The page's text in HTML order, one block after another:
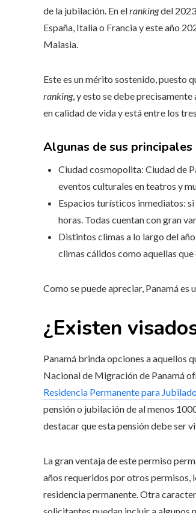
de la jubilación. En elrankingdel
España, Italia o Francia y este año
Malasia.
Este es un mérito sostenido, puesto
ranking, y esto se debe
en calidad de vida y está entre los tres
Algunas de sus
Ciudad cosmopolita: Ciudad de
eventos culturales en teatros y
Espacios turísticos inmediatos: si
horas. Todas cuentan con gran
Distintos climas a lo largo del
climas cálidos como aquellas
Como se puede apreciar, Panamá es
¿Existen
Panamá brinda opciones a aquellos
Nacional de Migración de Panamá
Residencia Permanente para
pensión o jubilación de al menos
destacar que esta pensión debe ser
La gran ventaja de este permiso
años requeridos por otros permisos,
residencia permanente. Otra